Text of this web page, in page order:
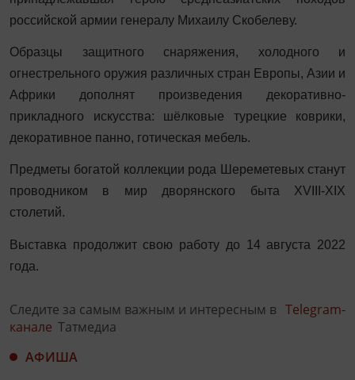
российской армии генералу Михаилу Скобелеву.
Образцы защитного снаряжения, холодного и
огнестрельного оружия различных стран Европы, Азии и
Африки дополнят произведения декоративно-
прикладного искусства: шёлковые турецкие коврики,
декоративное панно, готическая мебель.
Предметы богатой коллекции рода Шереметевых станут
проводником в мир дворянского быта XVIII -XIX
столетий.
Выставка продолжит свою работу до 14 августа 2022
года.
Следите за самым важным и интересным в Telegram-
канале Татмедиа
АФИША